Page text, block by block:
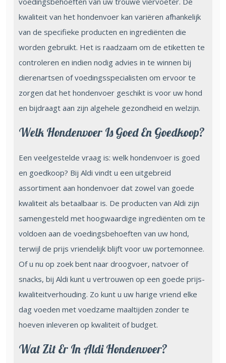
kwaliteit van het hondenvoer kan variëren afhankelijk
van de specifieke producten en ingrediënten die
worden gebruikt. Het is raadzaam om de etiketten te
controleren en indien nodig advies in te winnen bij
dierenartsen of voedingsspecialisten om ervoor te
zorgen dat het hondenvoer geschikt is voor uw hond
en bijdraagt aan zijn algehele gezondheid en welzijn.
Welk Hondenvoer Is Goed En Goedkoop?
Een veelgestelde vraag is: welk hondenvoer is goed
en goedkoop? Bij Aldi vindt u een uitgebreid
assortiment aan hondenvoer dat zowel van goede
kwaliteit als betaalbaar is. De producten van Aldi zijn
samengesteld met hoogwaardige ingrediënten om te
voldoen aan de voedingsbehoeften van uw hond,
terwijl de prijs vriendelijk blijft voor uw portemonnee.
Of u nu op zoek bent naar droogvoer, natvoer of
snacks, bij Aldi kunt u vertrouwen op een goede prijs-
kwaliteitverhouding. Zo kunt u uw harige vriend elke
dag voeden met voedzame maaltijden zonder te
hoeven inleveren op kwaliteit of budget.
Wat Zit Er In Aldi Hondenvoer?